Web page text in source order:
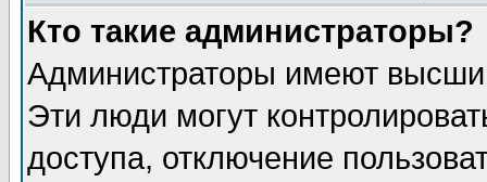
Кто такие администраторы?
Администраторы имеют
Эти люди могут
доступа, отключение